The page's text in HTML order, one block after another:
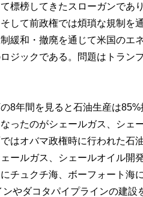
標榜してきたスローガンであ
して前政権では煩瑣な規制を
緩和・撤廃を通じて米国のエ
ジックである。問題はトラン
8年間を見ると石油生産は
ったのがシェールガス、シェ
はオバマ政権時に行われた石
ールガス、シェールオイル開
チュクチ海、ボーフォート海
ンやダコタパイプラインの建